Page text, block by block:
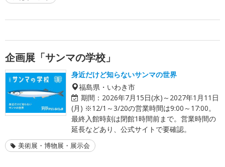
企画展「サンマの学校」
身近だけど知らないサンマの世界
福島県・いわき市
期間： 2026年7月15日(水)～2027年1月11日
(月) ※12/1～3/20の営業時間は9:00～17:00。
最終入館時刻は閉館1時間前まで。営業時間の
延長などあり、公式サイトで要確認。
美術展・博物展・展示会